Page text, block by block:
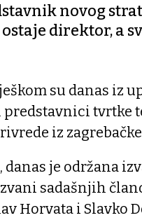
novog
direktor, a
su danas iz
tvrtke
iz
danas je održana
sadašnjih
Horvata i Slavko